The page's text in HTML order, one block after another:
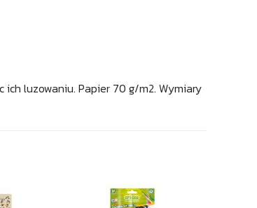
luzowaniu. Papier 70 g/m2. Wymiary